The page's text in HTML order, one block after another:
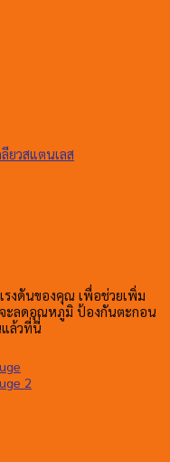
ยวสแตนเลส
งดันของคุณ เพื่อช่วยเพิ่ม
ะลดอุณหภูมิ ป้องกันตะกอน
แล้วที่นี่